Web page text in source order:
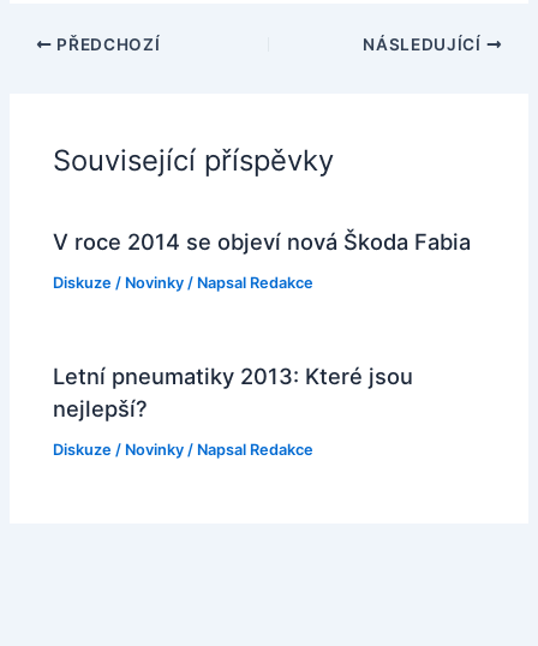
PŘEDCHOZÍ NÁSLEDUJÍCÍ
Související příspěvky
V roce 2014 se objeví nová Škoda Fabia
Diskuze / Novinky / Napsal Redakce
Letní pneumatiky 2013: Které jsou
nejlepší?
Diskuze / Novinky / Napsal Redakce